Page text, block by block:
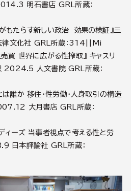
明石書店 GRL所蔵：
がもたらす新しい政治 効果の検証』三
律文化社 GRL所蔵： 314||Mi
売買 世界に広がる性搾取』 キャスリ
2024.5 人文書院GRL 所蔵：
とは誰か 移住・性労働・人身取引の構造
大月書店 GRL 所蔵：
ディーズ 当事者視点で考える性と労
日 本評論社 GRL所蔵：